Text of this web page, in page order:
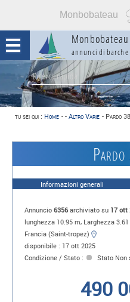
Monbobateau
Monbobateau
annunci di barche
tu sei qui : Home - - Altro Varie - Pardo 38
Informazioni generali
Annuncio 6356archiviato su 17 ott
lunghezza 10.95 m, Larghezza
Francia (Saint-tropez)
disponibile : 17 ott 2025
Condizione / Stato :
Stato Non
490